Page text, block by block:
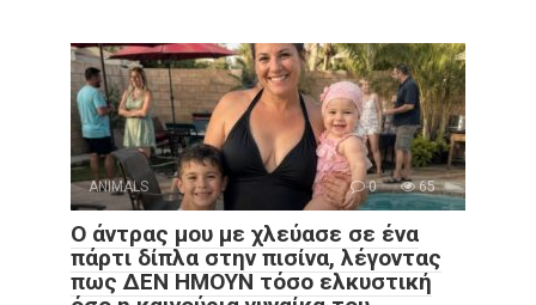
ANIMALS 0 65
Ο άντρας μου με χλεύασε σε ένα
πάρτι δίπλα στην πισίνα, λέγοντας
πως ΔΕΝ ΗΜΟΥΝ τόσο ελκυστική